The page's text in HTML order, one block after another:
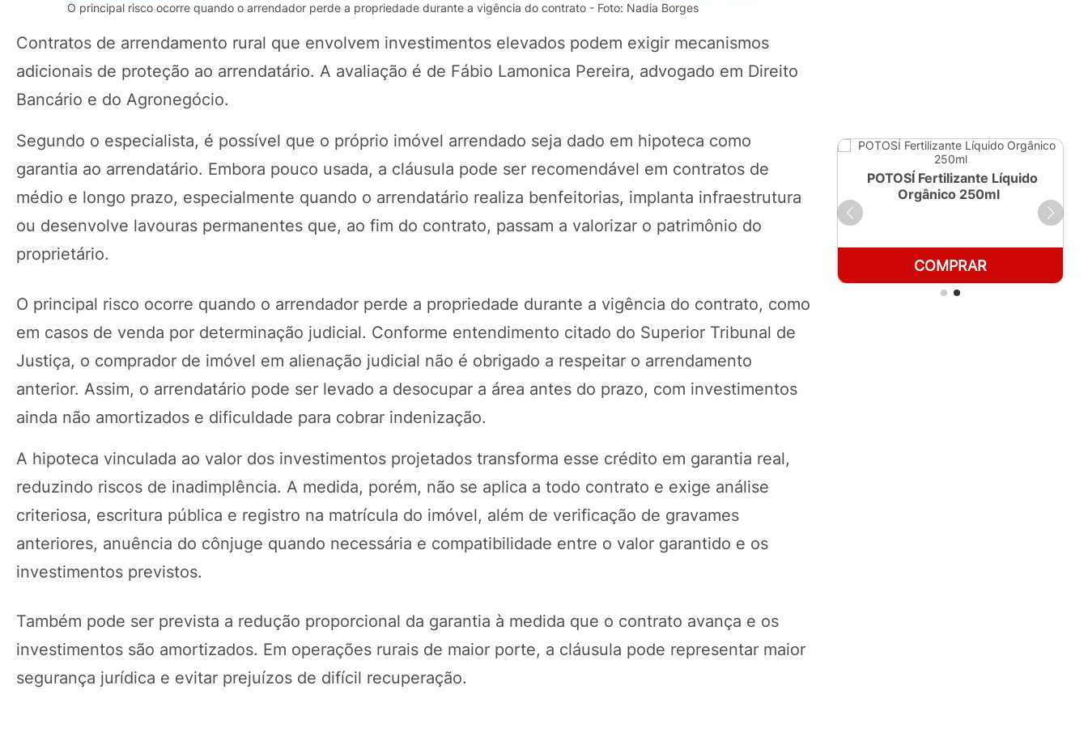
O principal risco ocorre quando o arrendador perde a propriedade durante a vigência do contrato - Foto: Nadia Borges
Contratos de arrendamento rural que envolvem investimentos elevados podem exigir mecanismos
adicionais de proteção ao arrendatário. A avaliação é de Fábio Lamonica Pereira, advogado em Direito
Bancário e do Agronegócio.
Segundo o especialista, é possível que o próprio imóvel arrendado seja dado em hipoteca como
garantia ao arrendatário. Embora pouco usada, a cláusula pode ser recomendável em contratos de
médio e longo prazo, especialmente quando o arrendatário realiza benfeitorias, implanta infraestrutura
ou desenvolve lavouras permanentes que, ao fim do contrato, passam a valorizar o patrimônio do
proprietário.
O principal risco ocorre quando o arrendador perde a propriedade durante a vigência do contrato, como
em casos de venda por determinação judicial. Conforme entendimento citado do Superior Tribunal de
Justiça, o comprador de imóvel em alienação judicial não é obrigado a respeitar o arrendamento
anterior. Assim, o arrendatário pode ser levado a desocupar a área antes do prazo, com investimentos
ainda não amortizados e dificuldade para cobrar indenização.
A hipoteca vinculada ao valor dos investimentos projetados transforma esse crédito em garantia real,
reduzindo riscos de inadimplência. A medida, porém, não se aplica a todo contrato e exige análise
criteriosa, escritura pública e registro na matrícula do imóvel, além de verificação de gravames
anteriores, anuência do cônjuge quando necessária e compatibilidade entre o valor garantido e os
investimentos previstos.
Também pode ser prevista a redução proporcional da garantia à medida que o contrato avança e os
investimentos são amortizados. Em operações rurais de maior porte, a cláusula pode representar maior
segurança jurídica e evitar prejuízos de difícil recuperação.
POTOSÍ Fertilizante Líquido
Orgânico 1 LT
POTOSÍ Fertilizante Líquido
Orgânico 250ml
COMPRAR